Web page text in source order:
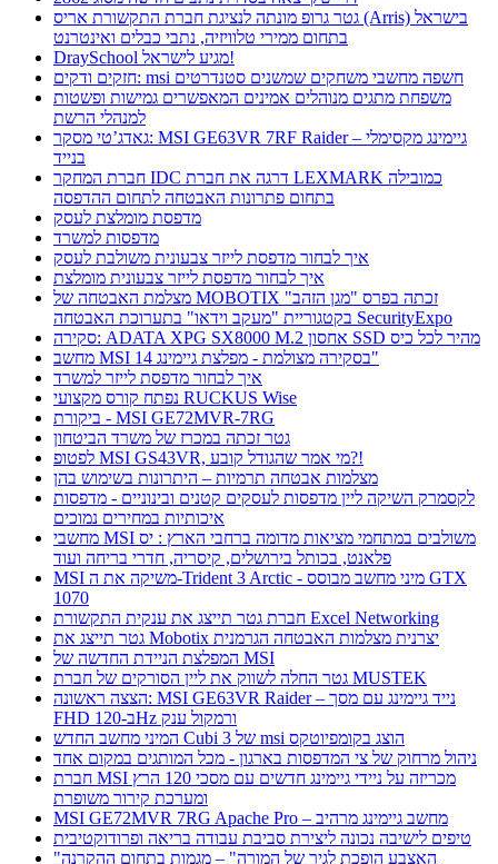
גטר גרופ מונתה לנציגת חברת התקשורת אריס (Arris) בישראל
בתחום ממירי טלוויזיה, נתבי כבלים ואינטרנט
DraySchool מגיע לישראל!
חזקים ודקים: msi חשפה מחשבי משחקים שמשנים סטנדרטים
משפחת מתגים מנוהלים אמינים המאפשרים גמישות ופשטות
למנהלי הרשת
גאדג’טי מסקר: MSI GE63VR 7RF Raider – גיימינג מקסימלי
בנייד
חברת המחקר IDC דרגה את חברת LEXMARK כמובילה
בתחום פתרונות האבטחה לתחום ההדפסה
מדפסת מומלצת לעסק
מדפסות למשרד
איך לבחור מדפסת לייזר צבעונית משולבת לעסק
איך לבחור מדפסת לייזר צבעונית מומלצת
מצלמת האבטחה של MOBOTIX זכתה בפרס "מגן הזהב"
בקטגוריית "מעקב וידאו" בתערוכת האבטחה SecurityExpo
סקירה: ADATA XPG SX8000 M.2 אחסון SSD מהיר לכל כיס
מחשב MSI בסקירה מצולמת - מפלצת גיימינג 14"
איך לבחור מדפסת לייזר למשרד
נפתח קורס מקצועי RUCKUS Wise
ביקורת - MSI GE72MVR-7RG
גטר זכתה במכרז של משרד הביטחון
לפטופ MSI GS43VR, מי אמר שהגודל קובע?!
מצלמות אבטחה תרמיות – היתרונות בשימוש בהן
לקסמרק השיקה ליין מדפסות לעסקים קטנים ובינוניים - מדפסות
איכותיות במחירים נמוכים
מחשבי MSI משולבים במתחמי מציאות מדומה ברחבי הארץ : יס
פלאנט, בכותל בירושלים, קיסריה, חדרי בריחה ועוד
MSI משיקה את ה-Trident 3 Arctic - מיני מחשב מבוסס GTX
1070
חברת גטר תייצג את ענקית התקשורת Excel Networking
גטר תייצג את Mobotix יצרנית מצלמות האבטחה הגרמנית
המפלצת הניידת החדשה של MSI
גטר החלה לשווק את ליין הסורקים של חברת MUSTEK
הצצה ראשונה: MSI GE63VR Raider – נייד גיימינג עם מסך
FHD ב-120Hz ורמקול ענק
המיני מחשב החדש Cubi 3 של msi הוצג בקומפיוטקס
ניהול מרחוק של צי המדפסות בארגון - מכל המותגים במקום אחד
חברת MSI מכריזה על ניידי גיימינג חדשים עם מסכי 120 הרץ
ומערכת קירור משופרת
MSI GE72MVR 7RG Apache Pro – מחשב גיימינג מרהיב
טיפים לישיבה נכונה ליצירת סביבת עבודה בריאה ופרודוקטיבית
"האצבע הופכת לגיר של המורה" – מגמות בתחום ההקרנה